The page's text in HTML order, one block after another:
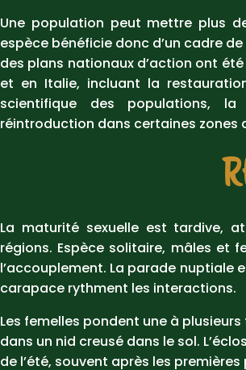
Une population peut mettre plus
espèce bénéficie donc d’un cadre
des plans nationaux d’action ont
et en Italie, incluant la
scientifique des populations,
réintroduction dans certaines zones
La maturité sexuelle est tardive,
régions. Espèce solitaire, mâles et
l’accouplement. La parade nuptiale
carapace rythment les interactions.
Les femelles pondent une à
dans un nid creusé dans le sol.
de l’été, souvent après les